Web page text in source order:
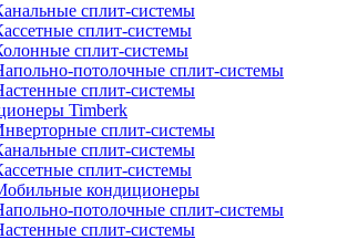
сплит-системы
сплит-системы
сплит-системы
потолочные сплит-системы
сплит-системы
Timberk
сплит-системы
сплит-системы
сплит-системы
кондиционеры
потолочные сплит-системы
сплит-системы